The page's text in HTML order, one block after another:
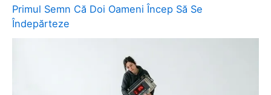
Primul Semn Că Doi Oameni Încep Să Se
Îndepărteze